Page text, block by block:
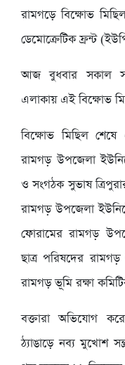
রামগড়ে বিক্ষোভ
ডেমোক্রেটিক ফ্রন্ট
আজ বুধবার সকাল
এলাকায় এই বিক্ষোভ
বিক্ষোভ মিছিল
রামগড় উপজেলা
ও সংগঠক সুভাষ
রামগড় উপজেলা
ফোরামের রামগড়
ছাত্র পরিষদের
রামগড় ভূমি রক্ষা
বক্তারা অভিযোগ
ঠ্যাঙাড়ে নব্য মুখোশ